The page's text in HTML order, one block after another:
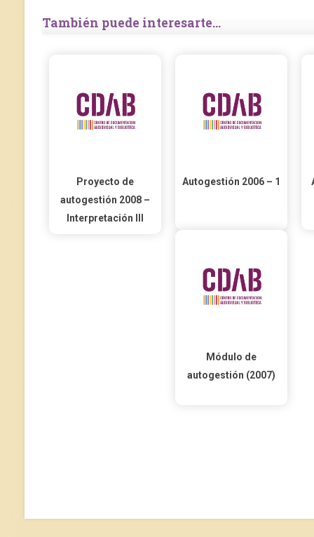
También puede interesarte...
Proyecto de
autogestión 2008 –
Interpretación III
Autogestión 2006 – 1
Módulo de
autogestión (2007)